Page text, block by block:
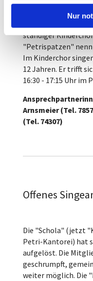
Nur
ständiger
"Petrispatzen"
Im Kinderchor
12 Jahren. Er trifft
16:30 - 17:15 Uhr im
Arnsmeier (Tel.
(Tel. 74307)
Offenes
Die "Schola" (jetzt
Petri-Kantorei) hat
aufgelöst. Die
geschrumpft,
weiter möglich. Die